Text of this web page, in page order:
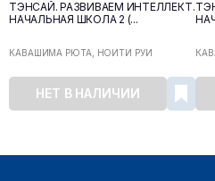
ТЭНСАЙ. РАЗВИВАЕМ ИНТЕЛЛЕКТ.
НАЧАЛЬНАЯ ШКОЛА 2 (...
КАВАШИМА РЮТА, НОИТИ РУИ
НЕТ В НАЛИЧИИ